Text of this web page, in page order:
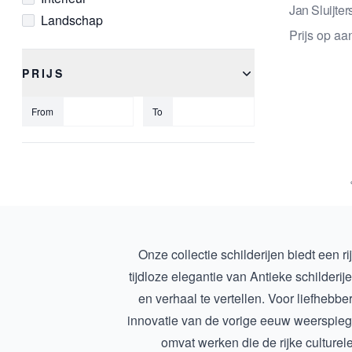
Georges Michel
Gerardina Jacoba van de Sande
Bakhuyzen
Gerbrand Frederik van Schagen
H.W. Mesdag
J (Jan) Voerman jr
J F C (Johan Frederik Cornelis)
Landschap
Portret
PRIJS
From To
Jan
Prijs op
Onze collectie schilderijen biedt een
tijdloze elegantie van Antieke
en verhaal te vertellen. Voor
innovatie van de vorige eeuw
omvat werken die de rijke